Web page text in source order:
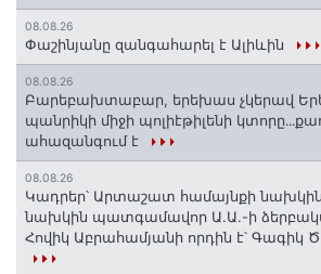
08.08.26
Փաշինյանը զանգահարել է Ալիևին
08.08.26
Բարեբախտաբար, երեխաս չկերավ
պանրիկի միջի պոլիէթիլենի
ահազանգում է
08.08.26
Կադրեր՝ Արտաշատ համայնքի
նախկին պատգամավոր Ա.Ա.-ի
Հովիկ Աբրահամյանի որդին է՝ Գագիկ